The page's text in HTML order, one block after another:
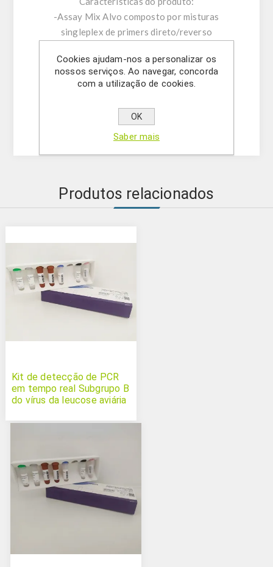
-Assay Mix Alvo composto por misturas
singleplex de primers direto/reverso
-Tampão de ressuspensão
-DNase/RNase água livre
- Solução Mastermix
-Controlo positivo
Produtos relacionados
Kit de detecção de PCR
em tempo real Subgrupo B
do vírus da leucose aviária
Cookies ajudam-nos a personalizar os
nossos serviços. Ao navegar, concorda
com a utilização de cookies.
OK
Saber mais